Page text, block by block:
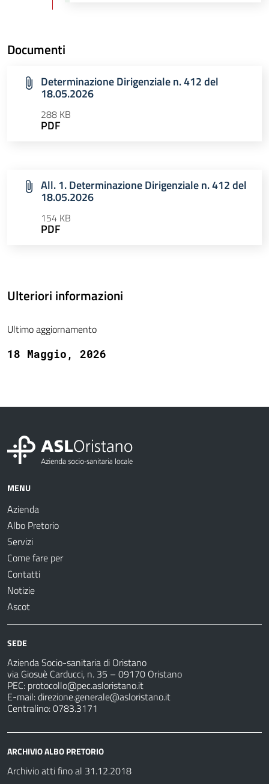
Documenti
Determinazione Dirigenziale n. 412 del
18.05.2026
288 KB
PDF
All. 1. Determinazione Dirigenziale n. 412 del
18.05.2026
154 KB
PDF
Ulteriori informazioni
Ultimo aggiornamento
18 Maggio, 2026
MENU
Azienda
Albo Pretorio
Servizi
Come fare per
Contatti
Notizie
Ascot
SEDE
Azienda Socio-sanitaria di Oristano
via Giosuè Carducci, n. 35 – 09170 Oristano
PEC: protocollo@pec.asloristano.it
E-mail:direzione.generale@asloristano.it
Centralino: 0783.3171
ARCHIVIO ALBO PRETORIO
Archivio atti fino al 31.12.2018